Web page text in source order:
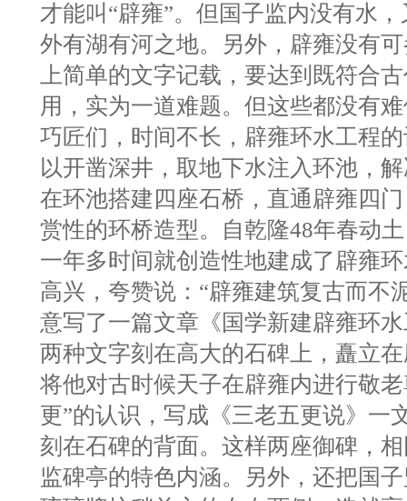
才能叫“辟雍”。但国子监内没有水
外有湖有河之地。另外，辟雍没有
上简单的文字记载，要达到既符合
用，实为一道难题。但这些都没有
巧匠们，时间不长，辟雍环水工程
以开凿深井，取地下水注入环池，
在环池搭建四座石桥，直通辟雍四
赏性的环桥造型。自乾隆48年春动
一年多时间就创造性地建成了辟雍
高兴，夸赞说：“辟雍建筑复古而不
意写了一篇文章《国学新建辟雍环
两种文字刻在高大的石碑上，矗立
将他对古时候天子在辟雍内进行敬
更”的认识，写成《三老五更说》一
刻在石碑的背面。这样两座御碑，
监碑亭的特色内涵。另外，还把国